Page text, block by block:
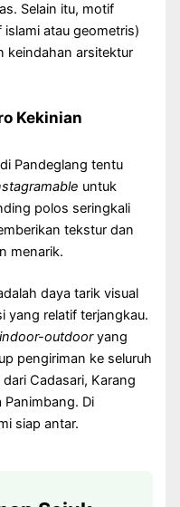
Selain itu, motif
atau geometris)
keindahan arsitektur
Kekinian
Pandeglang tentu
untuk
polos seringkali
tekstur dan
menarik.
daya tarik visual
yang relatif terjangkau.
indoor-outdooryang
pengiriman ke seluruh
Cadasari, Karang
Panimbang. Di
siap antar.